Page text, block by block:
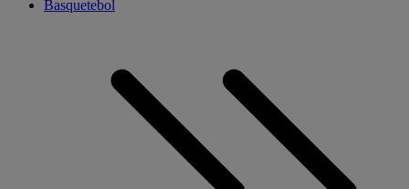
Basquetebol